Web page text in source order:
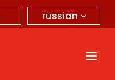
russian